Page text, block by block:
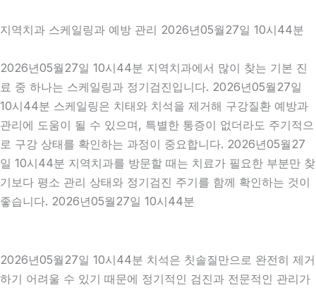
지역치과 스케일링과 예방 관리 2026년05월27일 10시44분
2026년05월27일 10시44분 지역치과에서 많이 찾는 기본 진
료 중 하나는 스케일링과 정기검진입니다. 2026년05월27일
10시44분 스케일링은 치태와 치석을 제거해 구강질환 예방과
관리에 도움이 될 수 있으며, 특별한 통증이 없더라도 주기적으
로 구강 상태를 확인하는 과정이 중요합니다. 2026년05월27
일 10시44분 지역치과를 방문할 때는 치료가 필요한 부분만 찾
기보다 평소 관리 상태와 정기검진 주기를 함께 확인하는 것이
좋습니다. 2026년05월27일 10시44분
2026년05월27일 10시44분 치석은 칫솔질만으로 완전히 제거
하기 어려울 수 있기 때문에 정기적인 검진과 전문적인 관리가